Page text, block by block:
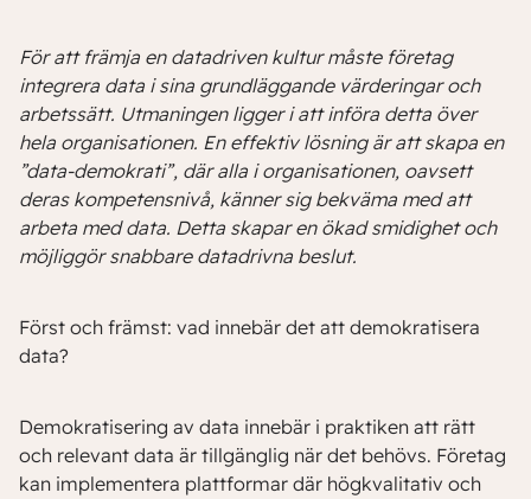
För att främja en datadriven kultur måste företag
integrera data i sina grundläggande värderingar och
arbetssätt. Utmaningen ligger i att införa detta över
hela organisationen. En effektiv lösning är att skapa en
”data-demokrati”, där alla i organisationen, oavsett
deras kompetensnivå, känner sig bekväma med att
arbeta med data. Detta skapar en ökad smidighet och
möjliggör snabbare datadrivna beslut.
Först och främst: vad innebär det att demokratisera
data?
Demokratisering av data innebär i praktiken att rätt
och relevant data är tillgänglig när det behövs. Företag
kan implementera plattformar där högkvalitativ och